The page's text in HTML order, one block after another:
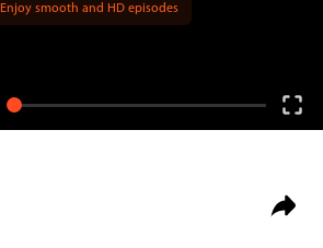
Enjoy smooth and HD episodes